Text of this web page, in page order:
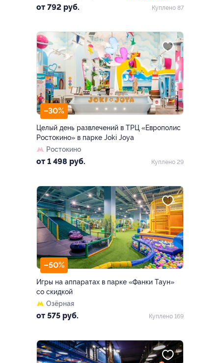
Донского
от 792 руб.
Куплено 87
–30%
Целый день развлечений в ТРЦ «Европолис
Ростокино» в парке Joki Joya
Ростокино
от 1 498 руб. Куплено 29
–50%
Игры на аппаратах в парке «Фанки Таун»
со скидкой
Озёрная
от 575 руб. Куплено 169